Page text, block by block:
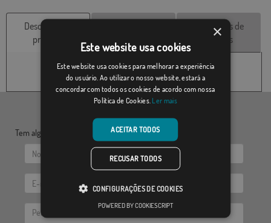
Descrição do
produto
Avaliações de
clientes
Tem alguma dúvida? Envie-nos as suas questões:
×
Este website usa cookies
Este website usa cookies para melhorar a experiência
do usuário. Ao utilizar o nosso website, estará a
concordar com todos os cookies de acordo com nossa
Política de Cookies. Ler mais
ACEITAR TODOS
RECUSAR TODOS
CONFIGURAÇÕES DE COOKIES
POWERED BY COOKIESCRIPT